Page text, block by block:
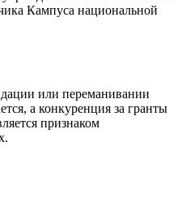
Кампуса национальной
или переманивании
а конкуренция за гранты
признаком